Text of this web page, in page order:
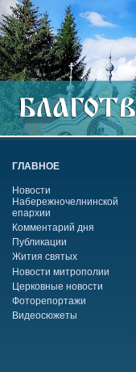
ГЛАВНОЕ
Новости
Набережночелнинской
епархии
Комментарий дня
Публикации
Жития святых
Новости митрополии
Церковные новости
Фоторепортажи
Видеосюжеты